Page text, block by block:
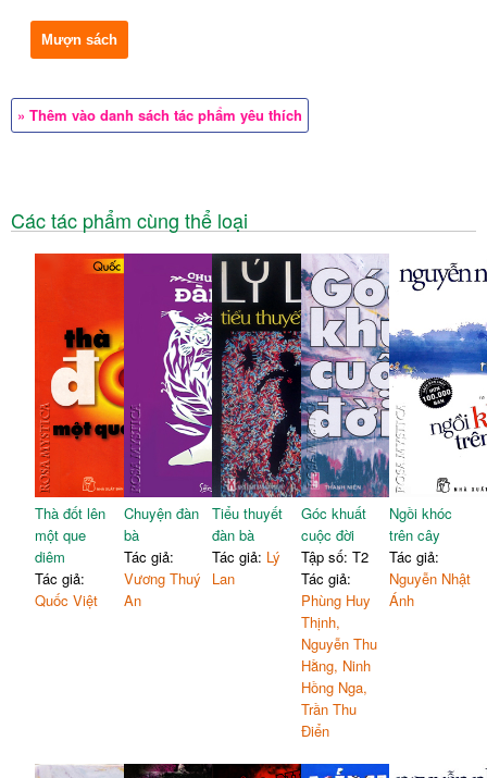
Mượn sách
» Thêm vào danh sách tác phẩm yêu thích
Các tác phẩm cùng thể loại
Thà đốt lên
một que
diêm
Tác giả:
Quốc Việt
Chuyện đàn
bà
Tác giả:
Vương Thuý
An
Tiểu thuyết
đàn bà
Tác giả: Lý
Lan
Góc khuất
cuộc đời
Tập số: T2
Tác giả:
Phùng Huy
Thịnh,
Nguyễn Thu
Hằng, Ninh
Hồng Nga,
Trần Thu
Điển
Ngồi khóc
trên cây
Tác giả:
Nguyễn Nhật
Ánh